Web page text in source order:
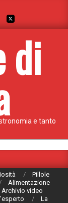
di
e tanto
Pillole
Alimentazione
Archivio video
La